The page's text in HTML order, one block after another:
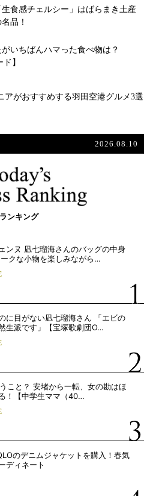
食感チェルシー」はばらまき土産
品！
がいちばんハマった食べ物は？
】
アがおすすめする羽田空港グルメ3選
2026.08.10
ランキング
ンヌ 凪七瑠海さんのバッグの中身
クな小物を楽しみながら…
に目がない凪七瑠海さん 「エビの
生派です」【宝塚歌劇団O…
こと？ 安堵から一転、女の勘はほ
！【中学生ママ（40…
のデニムジャケットを購入！春気
ディネート